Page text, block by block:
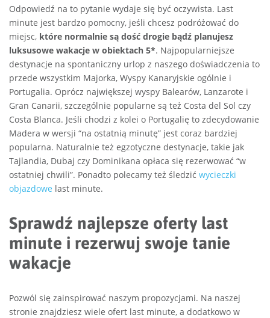
Odpowiedź na to pytanie wydaje się być oczywista. Last
minute jest bardzo pomocny, jeśli chcesz podróżować do
miejsc, które normalnie są dość drogie bądź planujesz
luksusowe wakacje w obiektach 5*. Najpopularniejsze
destynacje na spontaniczny urlop z naszego doświadczenia to
przede wszystkim Majorka, Wyspy Kanaryjskie ogólnie i
Portugalia. Oprócz największej wyspy Balearów, Lanzarote i
Gran Canarii, szczególnie popularne są też Costa del Sol czy
Costa Blanca. Jeśli chodzi z kolei o Portugalię to zdecydowanie
Madera w wersji “na ostatnią minutę” jest coraz bardziej
popularna. Naturalnie też egzotyczne destynacje, takie jak
Tajlandia, Dubaj czy Dominikana opłaca się rezerwować “w
ostatniej chwili”. Ponadto polecamy też śledzić wycieczki
objazdowe last minute.
Sprawdź najlepsze oferty last
minute i rezerwuj swoje tanie
wakacje
Pozwól się zainspirować naszym propozycjami. Na naszej
stronie znajdziesz wiele ofert last minute, a dodatkowo w